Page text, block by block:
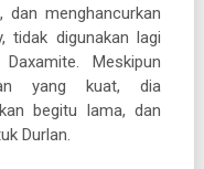
dan menghancurkan
tidak digunakan lagi
Meskipun
yang kuat, dia
begitu lama, dan
Durlan.